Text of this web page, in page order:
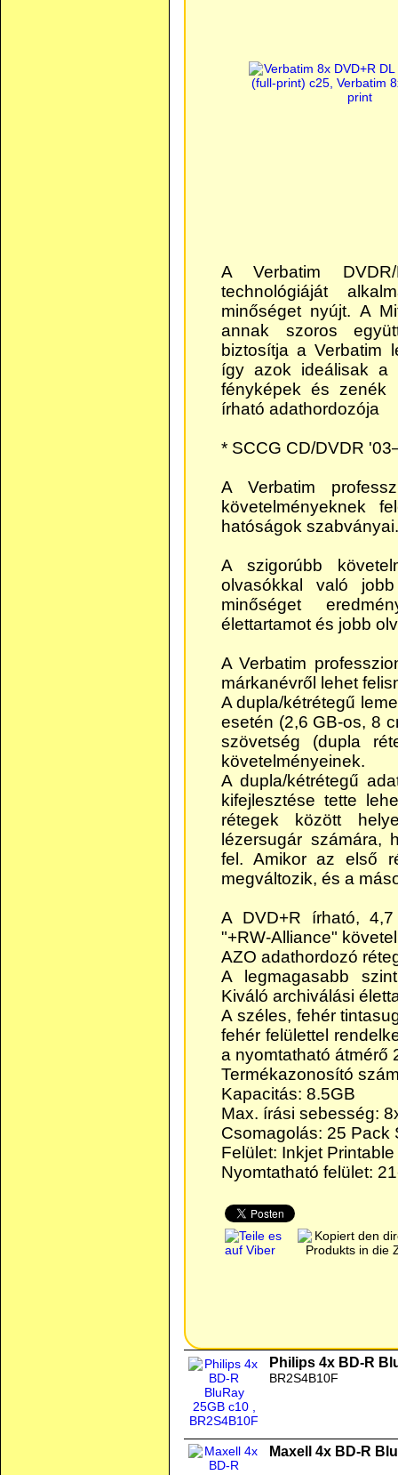
A Verbatim
technológiáját
minőséget nyújt. A
annak szoros
biztosítja a Verbatim
így azok ideálisak a
fényképek és zenék
írható adathordozója
* SCCG CD/DVDR
A Verbatim
követelményeknek
hatóságok szabványai.
A szigorúbb
olvasókkal való
minőséget
élettartamot és jobb
A Verbatim
márkanévről lehet
A dupla/kétrétegű
esetén (2,6 GB-os, 8
szövetség (dupla
követelményeinek.
A dupla/kétrétegű
kifejlesztése tette
rétegek között
lézersugár számára,
fel. Amikor az első
megváltozik, és a
A DVD+R írható,
"+RW-Alliance"
AZO adathordozó
A legmagasabb
Kiváló archiválási
A széles, fehér
fehér felülettel
a nyomtatható átmérő
Termékazonosító
Kapacitás: 8.5GB
Max. írási sebesség:
Csomagolás: 25 Pack
Felület: Inkjet Printable
Nyomtatható felület:
Philips 4x BD-R
BR2S4B10F
Maxell 4x BD-R